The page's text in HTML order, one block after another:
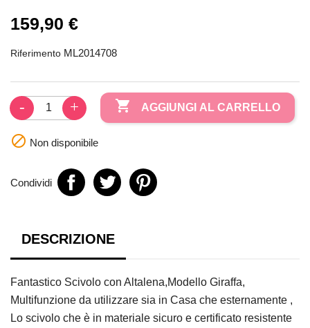
159,90 €
Riferimento ML2014708
 AGGIUNGI AL CARRELLO
 Non disponibile
Condividi
DESCRIZIONE
Fantastico Scivolo con Altalena,Modello Giraffa,
Multifunzione da utilizzare sia in Casa che esternamente ,
Lo scivolo che è in materiale sicuro e certificato resistente